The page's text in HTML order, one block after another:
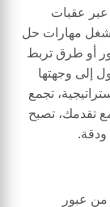
عبر عقبات
مهارات حل
أو طرق تربط
إلى وجهتها
تجمع
تقدمك، تصبح
ودقة.
عبور